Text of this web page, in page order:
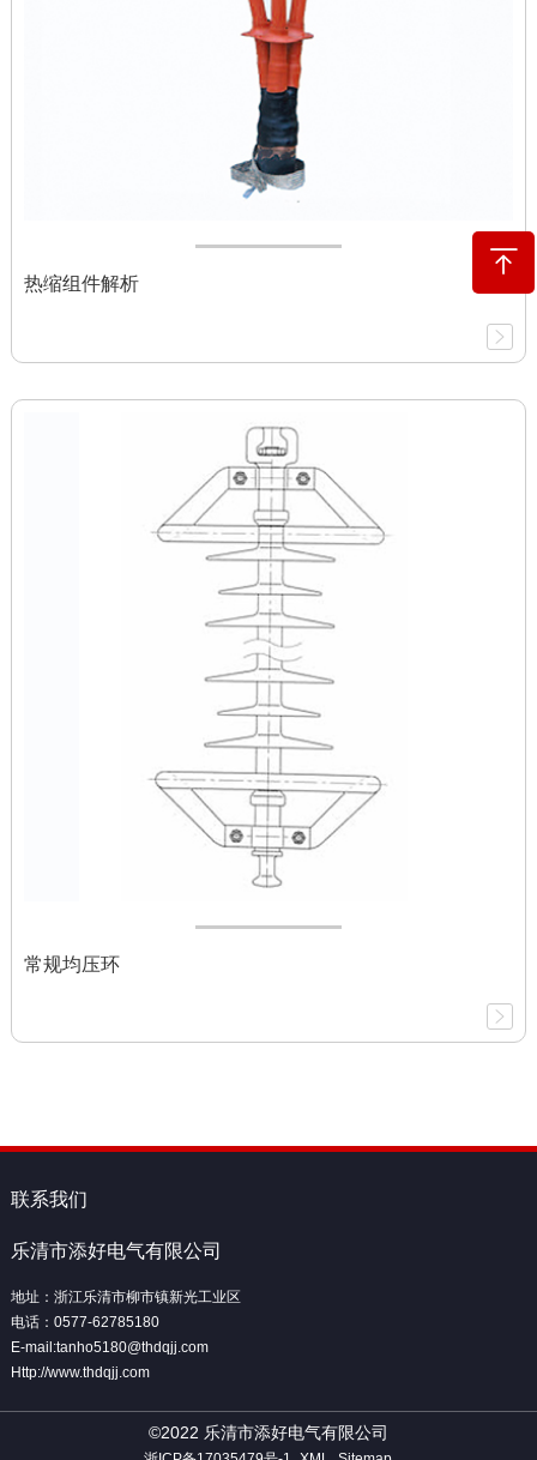
热缩组件解析
常规均压环
联系我们
乐清市添好电气有限公司
地址：浙江乐清市柳市镇新光工业区
电话：0577-62785180
E-mail:tanho5180@thdqjj.com
Http://www.thdqjj.com
©2022 乐清市添好电气有限公司